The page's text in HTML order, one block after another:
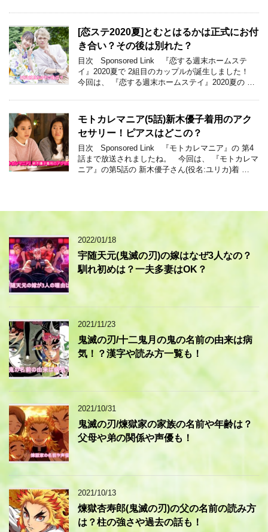
[恋ステ2020夏]とむとはるかは正式にお付
き合い？その後は別れた？
目次 Sponsored Link 『恋する週末ホームステ
イ』2020夏で 2組目のカップルが誕生しました！
今回は、 『恋する週末ホームステイ』2020夏の …
モトカレマニア(5話)新木優子着用のアク
セサリー！ピアスはどこの？
目次 Sponsored Link 『モトカレマニア』の 第4
話まで放送されましたね。 今回は、 『モトカレマ
ニア』の第5話の 新木優子さん(役名:ユリカ)着 …
2022/01/18
宇随天元(鬼滅の刃)の嫁はなぜ3人なの？
馴れ初めは？一夫多妻はOK？
2021/11/23
鬼滅の刃/十二鬼月の鬼の名前の由来は病
気！？漢字や読み方一覧も！
2021/10/31
鬼滅の刃/煉獄家の家族の名前や年齢は？
父母や弟の関係や声優も！
2021/10/13
煉獄杏寿郎(鬼滅の刃)の父の名前の読み方
は？柱の強さや過去の話も！